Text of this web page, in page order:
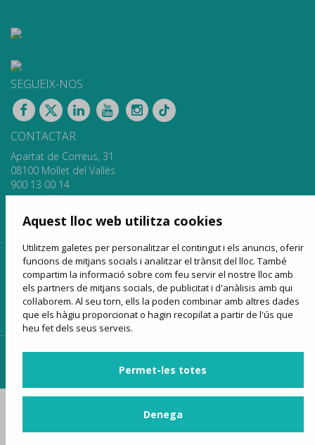
Aquest lloc web utilitza cookies
Utilitzem galetes per personalitzar el contingut i els anuncis, oferir
funcions de mitjans socials i analitzar el trànsit del lloc. També
compartim la informació sobre com feu servir el nostre lloc amb
els partners de mitjans socials, de publicitat i d'anàlisis amb qui
col·laborem. Al seu torn, ells la poden combinar amb altres dades
que els hàgiu proporcionat o hagin recopilat a partir de l'ús que
heu fet dels seus serveis.
Permet-les totes
Denega
SEGUEIX-NOS
CONTACTAR
Apartat de Correus, 31
08100 Mollet del Vallès
900 13 00 14
www.sagales.com
info@sagales.com
inici qui som fons públics
línies regulars
lloguer d'autocars
turisme venda online
notícies
contactar